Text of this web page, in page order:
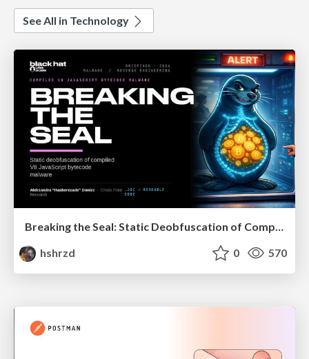
See All in Technology
hshrzd
0 570